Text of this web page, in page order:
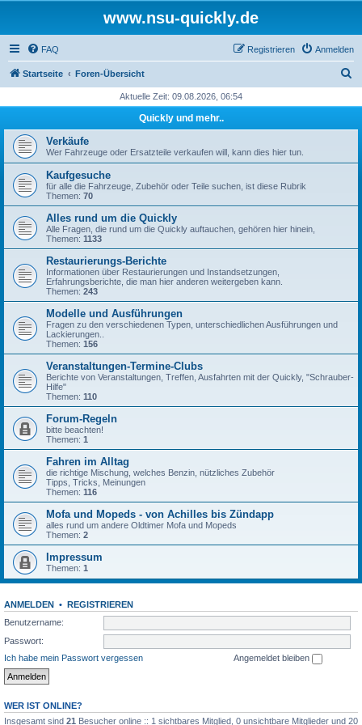
www.nsu-quickly.de
FAQ Anmelden
Registrieren
Startseite Foren-Übersicht
h
Aktuelle Zeit: 09.08.2026, 06:54
Quickly und mehr..
Verkäufe
Wer Fahrzeuge oder Ersatzteile verkaufen will, kann dies hier tun.
Kaufgesuche
für alle die Fahrzeuge, Zubehör oder Teile suchen, ist diese Rubrik
Themen: 70
Alles rund um die Quickly
Alle Fragen, die rund um die Quickly auftauchen, gehören hier hinein,
Themen: 1133
Restaurierungs-Berichte
Informationen über Restaurierungen und Instandsetzungen,
Erfahrungsberichte, die man hier anderen weitergeben kann.
Themen: 243
Modelle und Ausführungen
Fragen zu den verschiedenen Typen, unterschiedlichen Ausführungen und
Lackierungen..
Themen: 156
Veranstaltungen-Termine-Clubs
Berichte von Veranstaltungen, Treffen, Ausfahrten mit der Quickly, "Schrauber-
Hilfe"
Themen: 110
Forum-Regeln
bitte beachten!
Themen: 1
Fahren im Alltag
die richtige Mischung, welches Benzin, nützliches Zubehör
Tipps, Tricks, Meinungen
Themen: 116
Mofa und Mopeds - von Achilles bis Zündapp
alles rund um andere Oldtimer Mofa und Mopeds
Themen: 2
Impressum
Themen: 1
ANMELDEN • REGISTRIEREN
Benutzername:
Passwort:
Ich habe mein Passwort vergessen
Angemeldet bleiben
WER IST ONLINE?
Insgesamt sind 21 Besucher online :: 1 sichtbares Mitglied, 0 unsichtbare Mitglieder und 20